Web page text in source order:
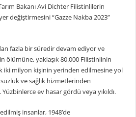
Bakanı Avi Dichter Filistinlilerin
değiştirmesini “Gazze Nakba 2023”
fazla bir süredir devam ediyor ve
ölümüne, yaklaşık 80.000 Filistinlinin
iki milyon kişinin yerinden edilmesine yol
ve sağlık hizmetlerinden
ev hasar gördü veya yıkıldı.
insanlar, 1948’de